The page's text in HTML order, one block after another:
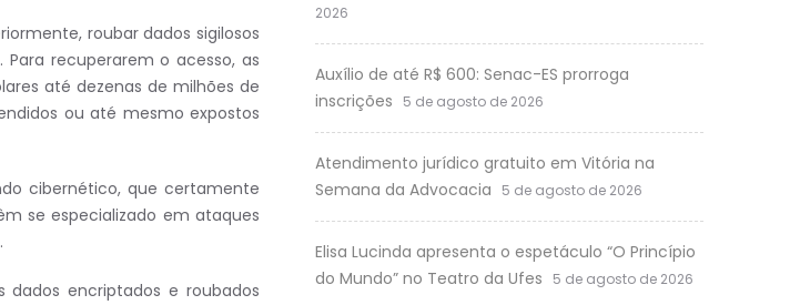
roubar dados sigilosos
recuperarem o acesso, as
até dezenas de milhões de
ou até mesmo expostos
cibernético, que certamente
se especializado em ataques
encriptados e roubados
2026
Auxílio de até R$ 600: Senac-ES prorroga
inscrições
5 de agosto de 2026
Atendimento jurídico gratuito em Vitória na
Semana da Advocacia
5 de agosto de 2026
Elisa Lucinda apresenta o espetáculo “O Princípio
do Mundo” no Teatro da Ufes
5 de agosto de 2026